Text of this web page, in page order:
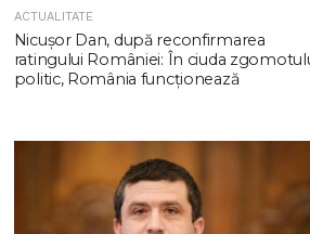
ACTUALITATE
Nicuşor Dan, după reconfirmarea
ratingului României: În ciuda
politic, România funcţionează